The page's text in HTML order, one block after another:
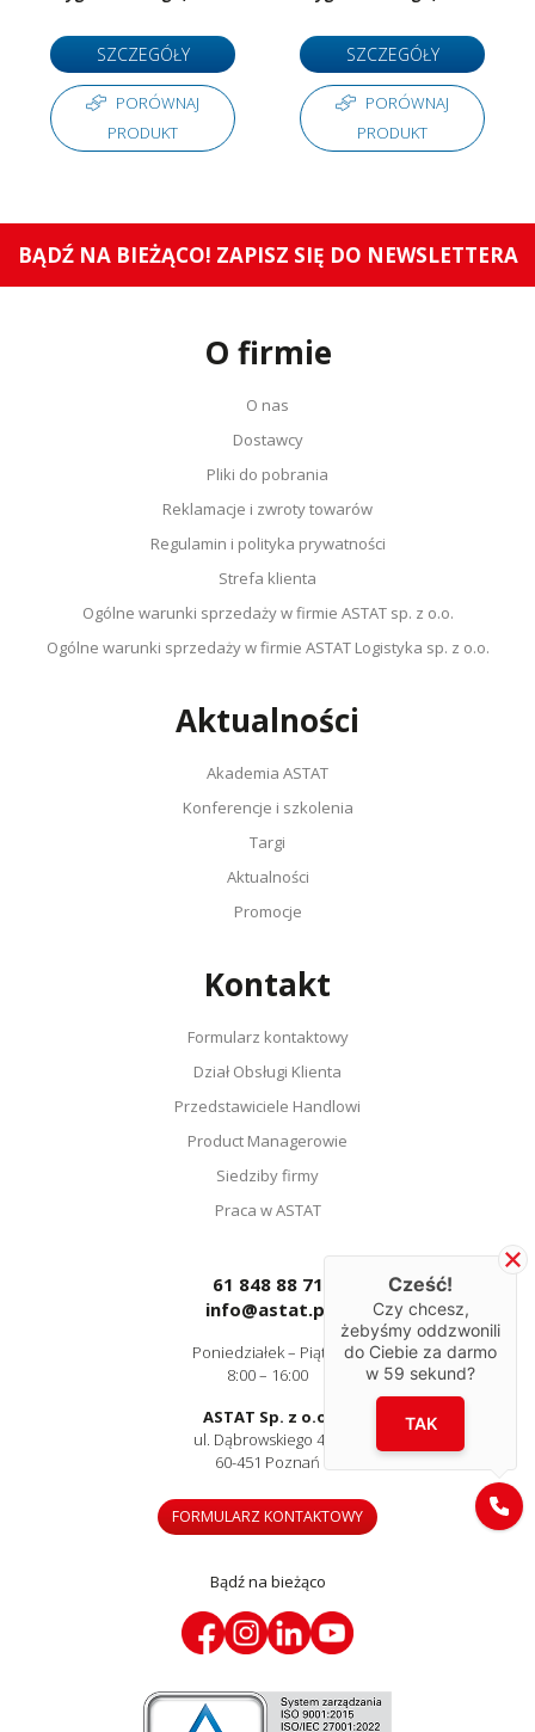
SZCZEGÓŁY
PORÓWNAJ
PRODUKT
SZCZEGÓŁY
PORÓWNAJ
PRODUKT
BĄDŹ NA BIEŻĄCO! ZAPISZ SIĘ DO NEWSLETTERA
O firmie
O nas
Dostawcy
Pliki do pobrania
Reklamacje i zwroty towarów
Regulamin i polityka prywatności
Strefa klienta
Ogólne warunki sprzedaży w firmie ASTAT sp. z o.o.
Ogólne warunki sprzedaży w firmie ASTAT Logistyka sp. z o.o.
Aktualności
Akademia ASTAT
Konferencje i szkolenia
Targi
Aktualności
Promocje
Kontakt
Formularz kontaktowy
Dział Obsługi Klienta
Przedstawiciele Handlowi
Product Managerowie
Siedziby firmy
Praca w ASTAT
61 848 88 71
info@astat.pl
Poniedziałek – Piątek
8:00 – 16:00
ASTAT Sp. z o.o.
ul. Dąbrowskiego 441
60-451 Poznań
FORMULARZ KONTAKTOWY
Bądź na bieżąco
Cześć!
Czy chcesz,
żebyśmy oddzwonili
do Ciebie za darmo
w 59 sekund?
TAK